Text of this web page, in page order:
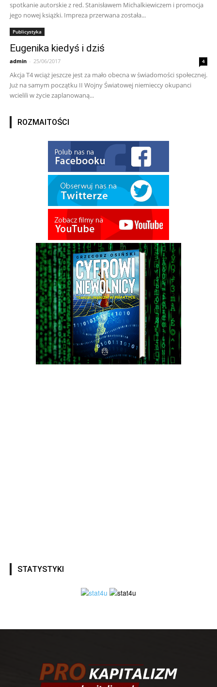
spotkanie autorskie z red. Stanisławem Michalkiewiczem i promocja
jego nowej książki. Impreza przerwana została...
Publicystyka
Eugenika kiedyś i dziś
admin - 25/06/2017 4
Akcja T4 wciąż jeszcze jest za mało obecna w świadomości społecznej.
Już na samym początku II Wojny Światowej niemieccy okupanci
wcielili w życie zaplanowaną...
ROZMAITOŚCI
STATYSTYKI